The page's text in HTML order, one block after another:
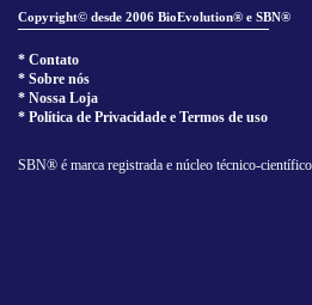
Copyright© desde 2006 BioEvolution® e SBN®
______________________________
* Contato
* Sobre nós
* Nossa Loja
* Política de Privacidade e Termos de uso
SBN® é marca registrada e núcleo técnico-